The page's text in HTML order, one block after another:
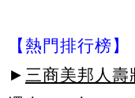
【熱門排行榜】
► 三商美邦人